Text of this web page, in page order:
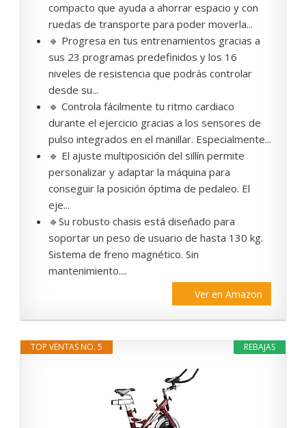
compacto que ayuda a ahorrar espacio y con
ruedas de transporte para poder moverla...
🔹 Progresa en tus entrenamientos gracias a
sus 23 programas predefinidos y los 16
niveles de resistencia que podrás controlar
desde su...
🔹 Controla fácilmente tu ritmo cardiaco
durante el ejercicio gracias a los sensores de
pulso integrados en el manillar. Especialmente...
🔹 El ajuste multiposición del sillín permite
personalizar y adaptar la máquina para
conseguir la posición óptima de pedaleo. El
eje...
🔹Su robusto chasis está diseñado para
soportar un peso de usuario de hasta 130 kg.
Sistema de freno magnético. Sin
mantenimiento....
Ver en Amazon
REBAJAS
TOP VENTAS NO. 5